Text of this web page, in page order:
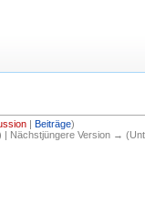
| Beiträge)
| Nächstjüngere Version →